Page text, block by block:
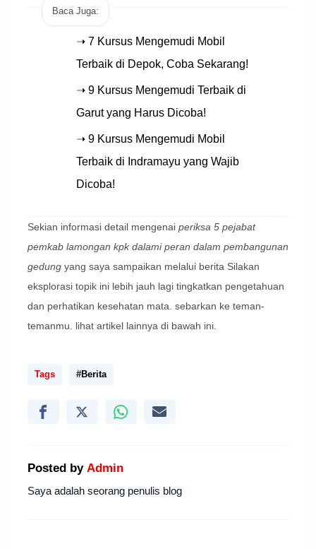
Baca Juga:
➝ 7 Kursus Mengemudi Mobil
Terbaik di Depok, Coba Sekarang!
➝ 9 Kursus Mengemudi Terbaik di
Garut yang Harus Dicoba!
➝ 9 Kursus Mengemudi Mobil
Terbaik di Indramayu yang Wajib
Dicoba!
Sekian informasi detail mengenai periksa 5 pejabat
pemkab lamongan kpk dalami peran dalam pembangunan
gedungyang saya sampaikan melalui berita Silakan
eksplorasi topik ini lebih jauh lagi tingkatkan pengetahuan
dan perhatikan kesehatan mata. sebarkan ke teman-
temanmu. lihat artikel lainnya di bawah ini.
Tags #Berita
Posted by Admin
Saya adalah seorang penulis blog